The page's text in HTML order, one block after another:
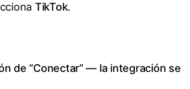
TikTok.
de “Conectar” — la integración se